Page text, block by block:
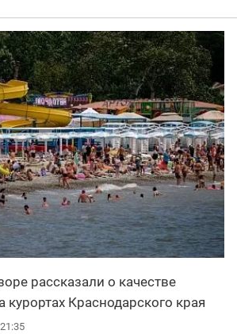
рассказали о качестве
Краснодарского края